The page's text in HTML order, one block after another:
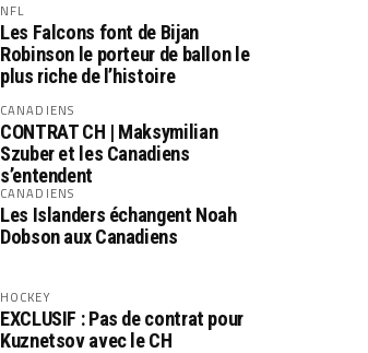
NFL
Les Falcons font de Bijan
Robinson le porteur de ballon le
plus riche de l’histoire
CANADIENS
CONTRAT CH | Maksymilian
Szuber et les Canadiens
s’entendent
CANADIENS
Les Islanders échangent Noah
Dobson aux Canadiens
HOCKEY
EXCLUSIF : Pas de contrat pour
Kuznetsov avec le CH